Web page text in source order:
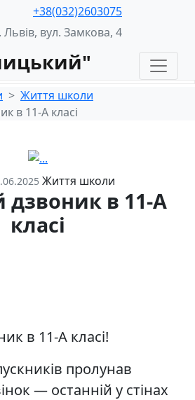
+38(032)2603075
Львів, вул. Замкова, 4
Життя школи
в 11-А класі
Життя школи
дзвоник в 11-А
класі
в 11-А класі!
пролунав
— останній у стінах